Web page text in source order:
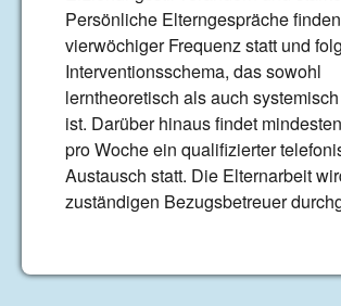
Persönliche Elterngespräche
vierwöchiger Frequenz statt und
Interventionsschema, das sowohl
lerntheoretisch als auch
ist. Darüber hinaus findet
pro Woche ein qualifizierter
Austausch statt. Die Elternarbeit
zuständigen Bezugsbetreuer